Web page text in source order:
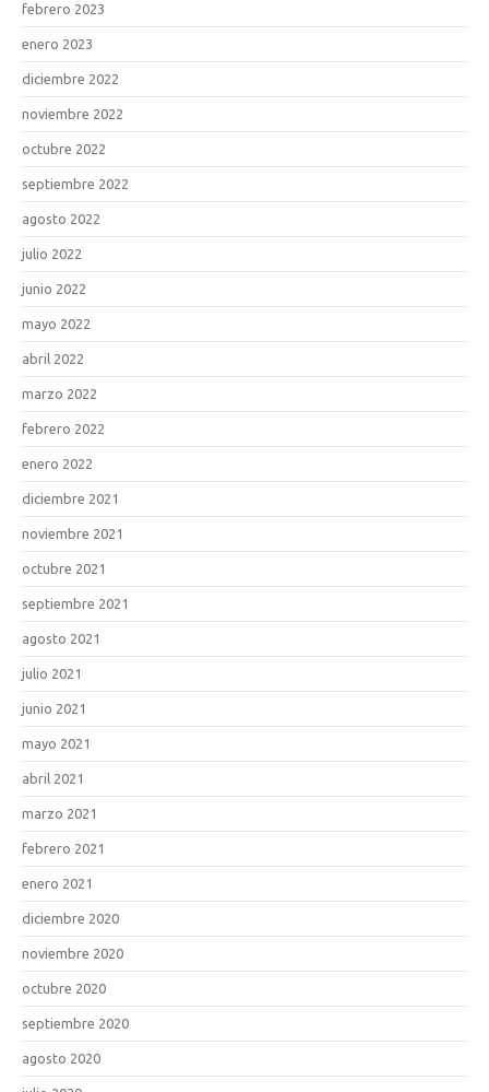
febrero 2023
enero 2023
diciembre 2022
noviembre 2022
octubre 2022
septiembre 2022
agosto 2022
julio 2022
junio 2022
mayo 2022
abril 2022
marzo 2022
febrero 2022
enero 2022
diciembre 2021
noviembre 2021
octubre 2021
septiembre 2021
agosto 2021
julio 2021
junio 2021
mayo 2021
abril 2021
marzo 2021
febrero 2021
enero 2021
diciembre 2020
noviembre 2020
octubre 2020
septiembre 2020
agosto 2020